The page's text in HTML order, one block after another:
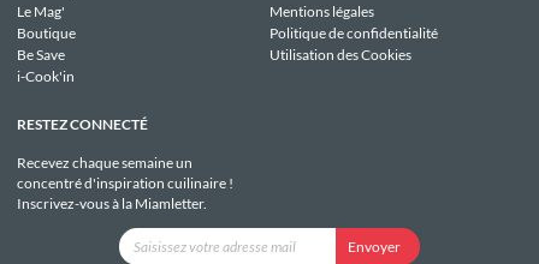
Le Mag'
Boutique
Be Save
i-Cook'in
Mentions légales
Politique de confidentialité
Utilisation des Cookies
RESTEZ CONNECTÉ
Recevez chaque semaine un
concentré d'inspiration cuilinaire !
Inscrivez-vous à la Miamletter.